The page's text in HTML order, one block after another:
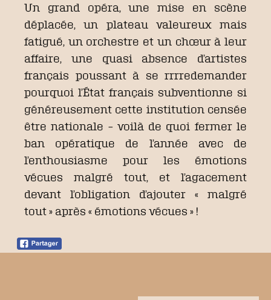
Un grand opéra, une mise en scène
déplacée, un plateau valeureux mais
fatigué, un orchestre et un chœur à leur
affaire, une quasi absence d’artistes
français poussant à se rrrredemander
pourquoi l’État français subventionne si
généreusement cette institution censée
être nationale – voilà de quoi fermer le
ban opératique de l’année avec de
l’enthousiasme pour les émotions
vécues malgré tout, et l’agacement
devant l’obligation d’ajouter « malgré
tout » après « émotions vécues » !